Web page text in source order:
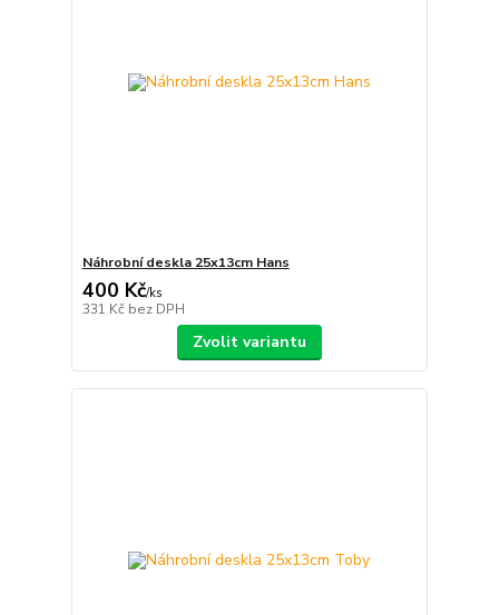
Náhrobní deskla 25x13cm Hans
400 Kč/ks
331 Kč bez DPH
Zvolit variantu